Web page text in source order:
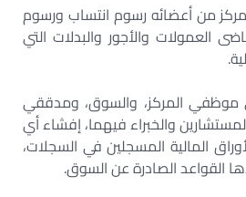
المركز من أعضائه رسوم انتساب ورسوم
العمولات والأجور والبدلات التي
على موظفي المركز، والسوق، ومدققي
والخبراء فيهما، إفشاء أي
المالية المسجلين في السجلات،
القواعد الصادرة عن السوق.